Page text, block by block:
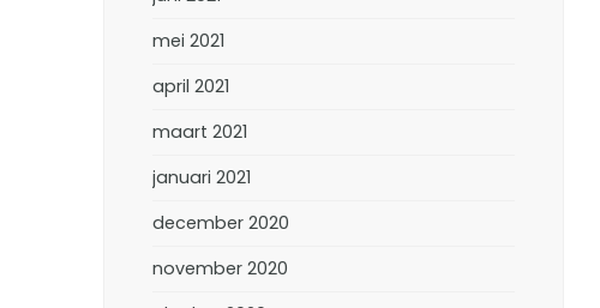
mei 2021
april 2021
maart 2021
januari 2021
december 2020
november 2020